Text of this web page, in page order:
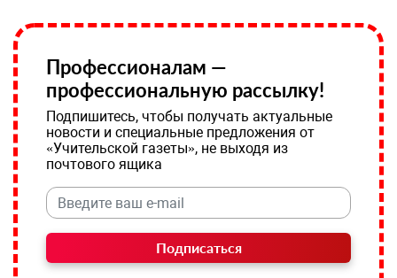
Профессионалам —
профессиональную рассылку!
Подпишитесь, чтобы получать актуальные
новости и специальные предложения от
«Учительской газеты», не выходя из
почтового ящика
Подписаться